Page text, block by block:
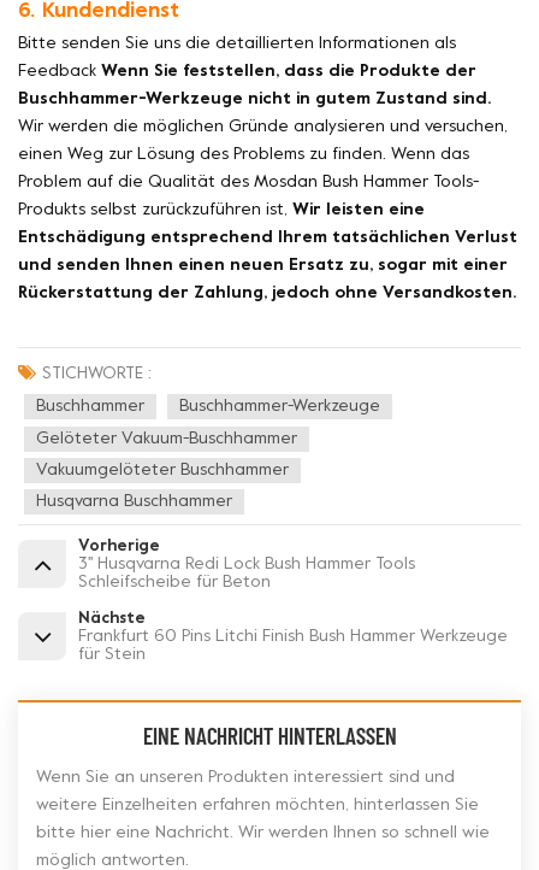
6. Kundendienst
Bitte senden Sie uns die detaillierten Informationen als
Feedback Wenn Sie feststellen, dass die Produkte der
Buschhammer-Werkzeuge nicht in gutem Zustand sind.
Wir werden die möglichen Gründe analysieren und versuchen,
einen Weg zur Lösung des Problems zu finden. Wenn das
Problem auf die Qualität des Mosdan Bush Hammer Tools-
Produkts selbst zurückzuführen ist, Wir leisten eine
Entschädigung entsprechend Ihrem tatsächlichen Verlust
und senden Ihnen einen neuen Ersatz zu, sogar mit einer
Rückerstattung der Zahlung, jedoch ohne Versandkosten.
STICHWORTE :
Buschhammer Buschhammer-Werkzeuge
Gelöteter Vakuum-Buschhammer
Vakuumgelöteter Buschhammer
Husqvarna Buschhammer
Vorherige
3'' Husqvarna Redi Lock Bush Hammer Tools
Schleifscheibe für Beton
Nächste
Frankfurt 60 Pins Litchi Finish Bush Hammer Werkzeuge
für Stein
EINE NACHRICHT HINTERLASSEN
Wenn Sie an unseren Produkten interessiert sind und
weitere Einzelheiten erfahren möchten, hinterlassen Sie
bitte hier eine Nachricht. Wir werden Ihnen so schnell wie
möglich antworten.